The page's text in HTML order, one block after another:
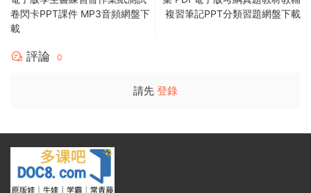
卷閃卡PPT課件 MP3音頻網盤下
載
複習筆記PPT分類習題網盤下載
評論 0
請先 登錄